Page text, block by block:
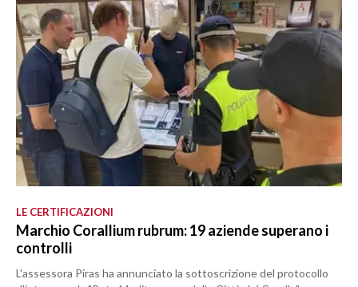
LE CERTIFICAZIONI
Marchio Corallium rubrum: 19 aziende superano i
controlli
L'assessora Piras ha annunciato la sottoscrizione del protocollo